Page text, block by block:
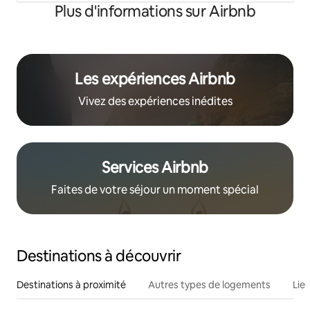
Plus d'informations sur Airbnb
Les expériences Airbnb
Vivez des expériences inédites
Services Airbnb
Faites de votre séjour un moment spécial
Destinations à découvrir
Destinations à proximité Autres types de logements